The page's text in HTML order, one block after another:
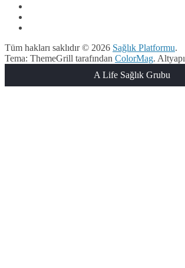
Tüm hakları saklıdır © 2026 Sağlık Platformu.
Tema: ThemeGrill tarafından ColorMag. Altyapı
A Life Sağlık Grubu